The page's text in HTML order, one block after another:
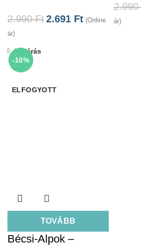
2.990Ft2.691 Ft (Online
ár)
2.990
ár)
-10%
ELFOGYOTT
TOVÁBB
Bezárás
Bécsi-Alpok –